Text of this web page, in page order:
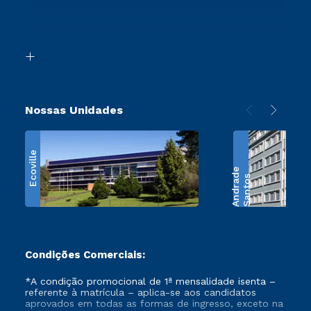
Retorne ao Curso
Nossas Unidades
Ecoville
S
a
n
t
o
s
A
n
d
r
a
d
e
Condições Comerciais:
*A condição promocional de 1ª mensalidade isenta –
referente à matrícula – aplica-se aos candidatos
aprovados em todas as formas de ingresso, exceto na